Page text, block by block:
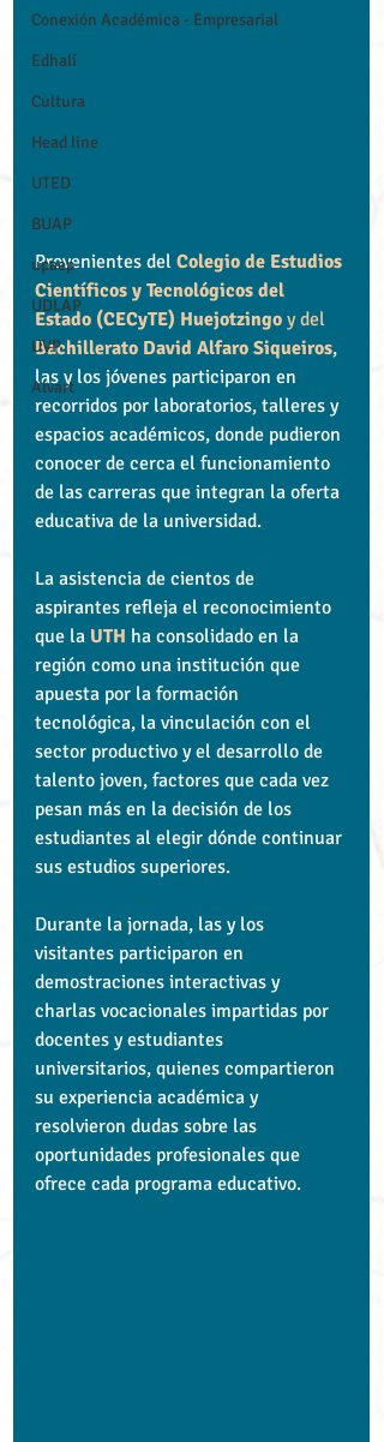
Conexión Académica - Empresarial
Edhalí
Cultura
Head line
UTED
BUAP
upaep
UDLAP
UVP
Alvart
Provenientes del Colegio de Estudios
Científicos y Tecnológicos del
Estado (CECyTE) Huejotzingo y del
Bachillerato David Alfaro Siqueiros,
las y los jóvenes participaron en
recorridos por laboratorios, talleres y
espacios académicos, donde pudieron
conocer de cerca el funcionamiento
de las carreras que integran la oferta
educativa de la universidad.
La asistencia de cientos de
aspirantes refleja el reconocimiento
que la UTH ha consolidado en la
región como una institución que
apuesta por la formación
tecnológica, la vinculación con el
sector productivo y el desarrollo de
talento joven, factores que cada vez
pesan más en la decisión de los
estudiantes al elegir dónde continuar
sus estudios superiores.
Durante la jornada, las y los
visitantes participaron en
demostraciones interactivas y
charlas vocacionales impartidas por
docentes y estudiantes
universitarios, quienes compartieron
su experiencia académica y
resolvieron dudas sobre las
oportunidades profesionales que
ofrece cada programa educativo.